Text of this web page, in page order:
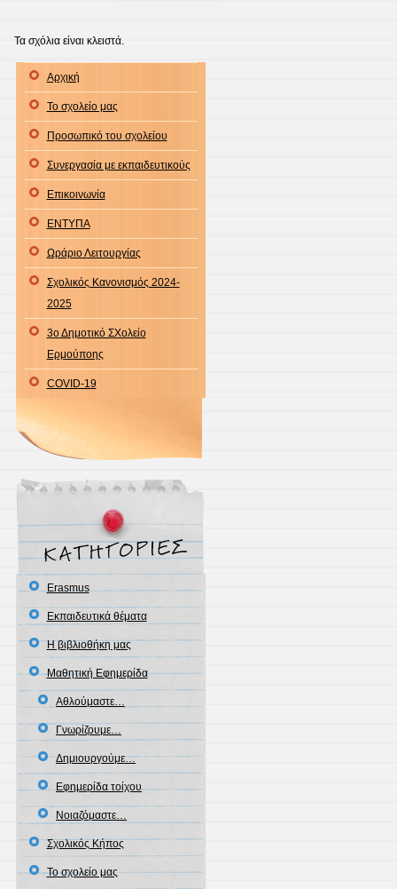
Τα σχόλια είναι κλειστά.
Αρχική
Το σχολείο μας
Προσωπικό του σχολείου
Συνεργασία με εκπαιδευτικούς
Επικοινωνία
ΕΝΤΥΠΑ
Ωράριο Λειτουργίας
Σχολικός Κανονισμός 2024-
2025
3ο Δημοτικό ΣΧολείο
Ερμούποης
COVID-19
Erasmus
Εκπαιδευτικά θέματα
Η βιβλιοθήκη μας
Μαθητική Εφημερίδα
Αθλούμαστε…
Γνωρίζουμε…
Δημιουργούμε…
Εφημερίδα τοίχου
Νοιαζόμαστε…
Σχολικός Κήπος
Το σχολείο μας